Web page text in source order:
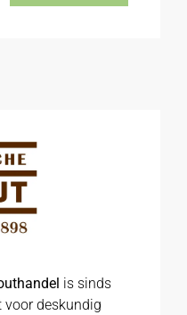
is sinds
deskundig